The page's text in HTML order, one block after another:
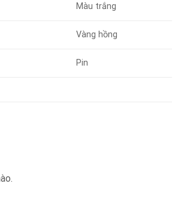
Màu trắng
Vàng hồng
Pin